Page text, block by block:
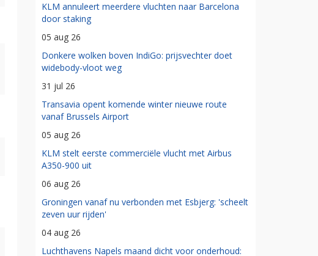
KLM annuleert meerdere vluchten naar Barcelona
door staking
05 aug 26
Donkere wolken boven IndiGo: prijsvechter doet
widebody-vloot weg
31 jul 26
Transavia opent komende winter nieuwe route
vanaf Brussels Airport
05 aug 26
KLM stelt eerste commerciële vlucht met Airbus
A350-900 uit
06 aug 26
Groningen vanaf nu verbonden met Esbjerg: 'scheelt
zeven uur rijden'
04 aug 26
Luchthavens Napels maand dicht voor onderhoud: